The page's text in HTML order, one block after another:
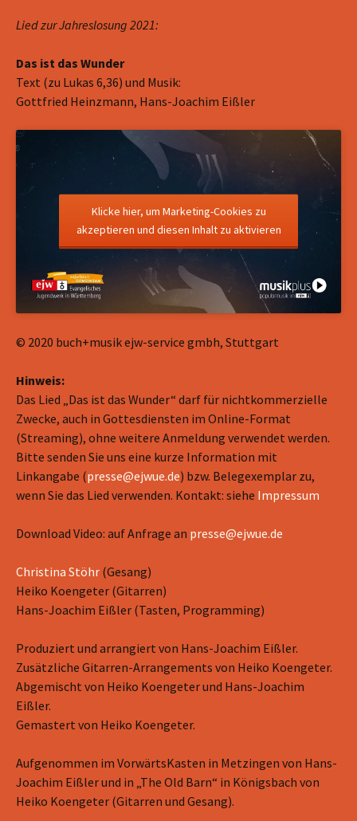
Lied zur Jahreslosung 2021:
Das ist das Wunder
Text (zu Lukas 6,36) und Musik:
Gottfried Heinzmann, Hans-Joachim Eißler
Klicke hier, um Marketing-Cookies zu
akzeptieren und diesen Inhalt zu aktivieren
© 2020 buch+musik ejw-service gmbh, Stuttgart
Hinweis:
Das Lied „Das ist das Wunder“ darf für nichtkommerzielle
Zwecke, auch in Gottesdiensten im Online-Format
(Streaming), ohne weitere Anmeldung verwendet werden.
Bitte senden Sie uns eine kurze Information mit
Linkangabe (presse@ejwue.de) bzw. Belegexemplar zu,
wenn Sie das Lied verwenden. Kontakt: siehe Impressum
Download Video: auf Anfrage an presse@ejwue.de
Christina Stöhr (Gesang)
Heiko Koengeter (Gitarren)
Hans-Joachim Eißler (Tasten, Programming)
Produziert und arrangiert von Hans-Joachim Eißler.
Zusätzliche Gitarren-Arrangements von Heiko Koengeter.
Abgemischt von Heiko Koengeter und Hans-Joachim
Eißler.
Gemastert von Heiko Koengeter.
Aufgenommen im VorwärtsKasten in Metzingen von Hans-
Joachim Eißler und in „The Old Barn“ in Königsbach von
Heiko Koengeter (Gitarren und Gesang).